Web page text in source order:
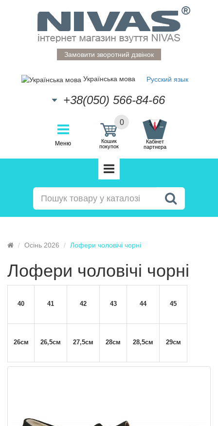
Замовити зворотний дзвінок
Русский язык
Українська мова
+38(050) 566-84-66
Меню
0
Кошик
покупок
Кабінет
партнера
Осінь 2026 Лофери чоловічі чорні
Лофери чоловічі чорні
40 41 42 43 44 45
26см 26,5см 27,5см 28см 28,5см 29см